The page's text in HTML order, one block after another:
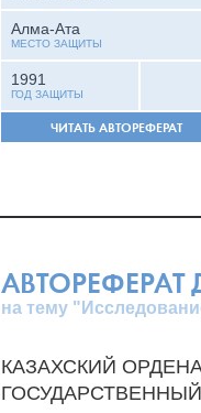
Алма-Ата
МЕСТО ЗАЩИТЫ
1991
ГОД ЗАЩИТЫ
ЧИТАТЬ АВТОРЕФЕРАТ
АВТОРЕФЕРАТ
на тему
КАЗАХСКИЙ